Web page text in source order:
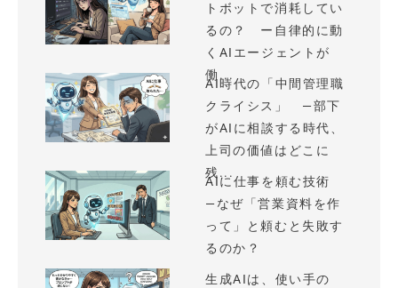
トボットで消耗してい
るの？ ー自律的に動
くAIエージェントが
働...
AI時代の「中間管理職
クライシス」 —部下
がAIに相談する時代、
上司の価値はどこに
残...
AIに仕事を頼む技術
—なぜ「営業資料を作
って」と頼むと失敗す
るのか？
生成AIは、使い手の